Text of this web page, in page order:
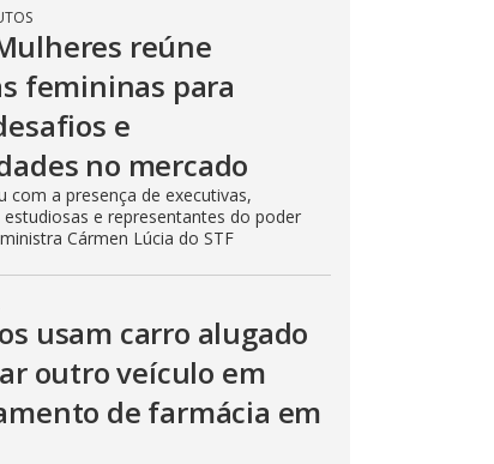
reúne
femininas para
e
no mercado
com a presença de executivas,
e representantes do poder
Cármen Lúcia do STF
usam carro alugado
outro veículo em
de farmácia em